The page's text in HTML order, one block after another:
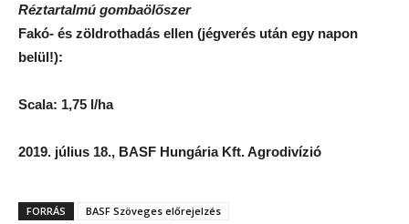
Réztartalmú gombaölőszer
Fakó- és zöldrothadás ellen (jégverés után egy napon
belül!):
Scala: 1,75 l/ha
2019. július 18., BASF Hungária Kft. Agrodivízió
FORRÁS
BASF Szöveges előrejelzés